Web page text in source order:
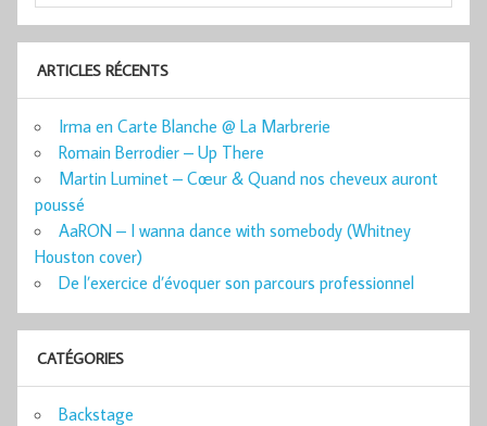
ARTICLES RÉCENTS
Irma en Carte Blanche @ La Marbrerie
Romain Berrodier – Up There
Martin Luminet – Cœur & Quand nos cheveux auront
poussé
AaRON – I wanna dance with somebody (Whitney
Houston cover)
De l’exercice d’évoquer son parcours professionnel
CATÉGORIES
Backstage